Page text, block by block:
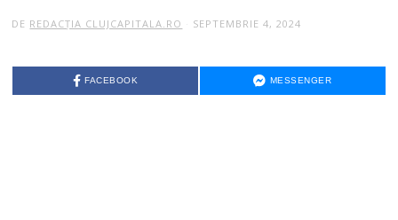
DE REDACȚIA CLUJCAPITALA.RO SEPTEMBRIE 4, 2024
FACEBOOK MESSENGER